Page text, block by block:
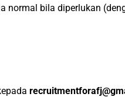
normal bila diperlukan